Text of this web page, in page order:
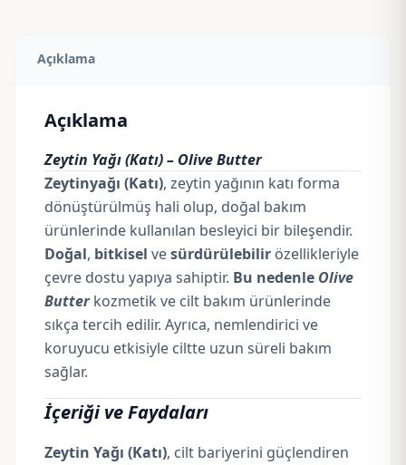
Açıklama
Açıklama
Zeytin Yağı (Katı) – Olive Butter
Zeytinyağı (Katı), zeytin yağının katı forma
dönüştürülmüş hali olup, doğal bakım
ürünlerinde kullanılan besleyici bir bileşendir.
Doğal, bitkisel vesürdürülebilir özellikleriyle
çevre dostu yapıya sahiptir. Bu nedenle Olive
Butterkozmetik ve cilt bakım ürünlerinde
sıkça tercih edilir. Ayrıca, nemlendirici ve
koruyucu etkisiyle ciltte uzun süreli bakım
sağlar.
İçeriği ve Faydaları
Zeytin Yağı (Katı), cilt bariyerini güçlendiren